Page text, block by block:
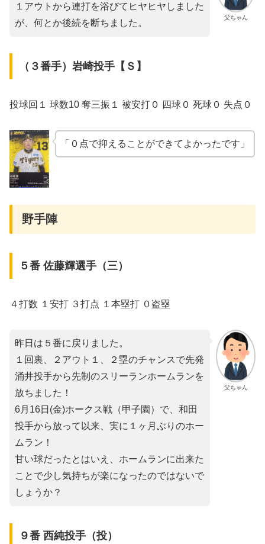
父ちゃん
１アウトから連打を浴びてヒヤヒヤしました
が、何とか後続を断ちました。
（３番手）岩崎投手【Ｓ】
投球回１ 球数10 奪三振１ 被安打０ 四球０ 死球０ 失点０
「０点で抑えることができてよかったです」
野手陣
５番 佐藤輝選手（三）
４打数 １安打 ３打点 １本塁打 ０盗塁
父ちゃん
昨日は５番に戻りました。
１回裏、２アウト１、２塁のチャンスで先発
涌井投手から先制のスリーランホームランを
放ちました！
6月16日(金)ホークス戦（甲子園）で、和田
投手から放って以来、実に１ヶ月ぶりのホー
ムラン！
甘い球だったとはいえ、ホームランに出来た
ことで少し気持ちが楽になったのではないで
しょうか？
９番 西純投手（投）